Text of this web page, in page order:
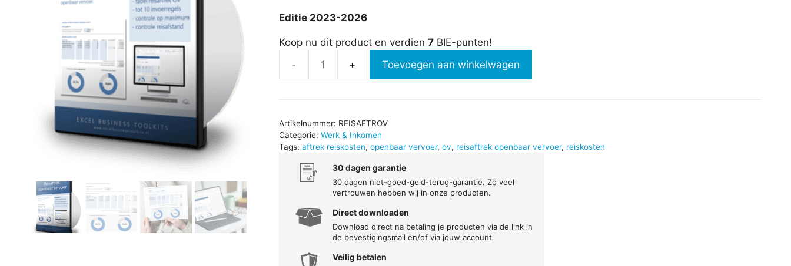
Editie 2023-2026
Koop nu dit product en verdien 7BIE-punten!
Reisaftrek
vervoer
Toevoegen aan winkelwagen
Artikelnummer: REISAFTROV
Categorie: Werk & Inkomen
Tags: aftrek reiskosten, openbaar vervoer, ov, reisaftrek openbaar vervoer, reiskosten
30 dagen garantie
30 dagen niet-goed-geld-terug-garantie. Zo veel
vertrouwen hebben wij in onze producten.
Direct downloaden
Download direct na betaling je producten via de link in
de bevestigingsmail en/of via jouw account.
Veilig betalen